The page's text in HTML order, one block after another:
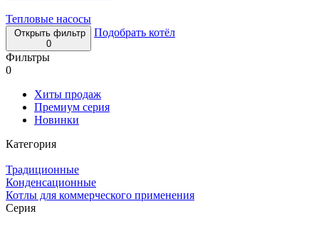
Тепловые насосы
Открыть фильтр
0
Подобрать котёл
Фильтры
0
Хиты продаж
Премиум серия
Новинки
Категория
Традиционные
Конденсационные
Котлы для коммерческого применения
Серия